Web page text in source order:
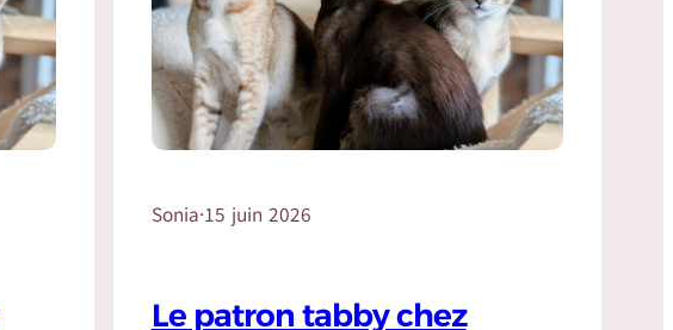
Sonia·15 juin 2026
Le patron tabby chez